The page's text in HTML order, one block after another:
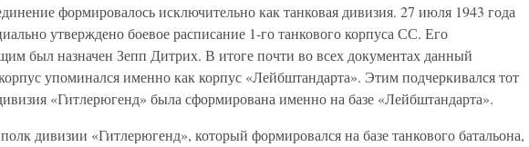
формировалось исключительно как танковая дивизия. 27 июля 1943 года
утверждено боевое расписание 1-го танкового корпуса СС. Его
был назначен Зепп Дитрих. В итоге почти во всех документах данный
упоминался именно как корпус «Лейбштандарта». Этим подчеркивался тот
«Гитлерюгенд» была сформирована именно на базе «Лейбштандарта».
дивизии «Гитлерюгенд», который формировался на базе танкового батальона,